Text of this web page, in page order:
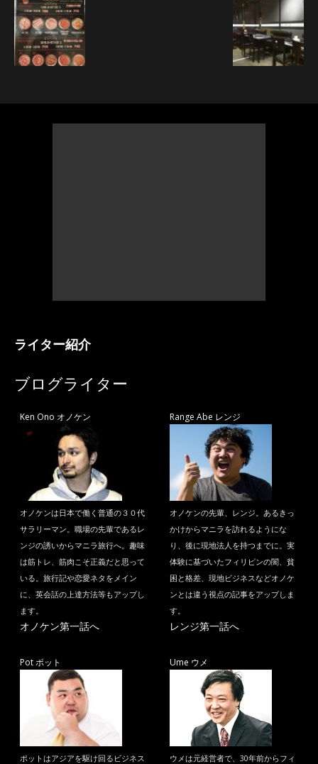
ライター紹介
ブログライター
Ken Ono オノケン
オノケンは日本で働く普通の３０代
サラリーマン。職場の先輩であるレ
ンジの誘いからマニラ旅行へ。趣味
は筋トレ、筋肉こそ正義だと思って
いる。旅行記や恋愛ネタをメイン
に、英会話の上達方法等もアップし
ます。
オノケン第一話へ
Range Abe レンジ
オノケンの先輩、レンジ。あるきっ
かけからマニラを訪れるようにな
り、後に現地法人を持つまでに。実
体験に基づいたフィリピンの闇、貧
困と格差、現地ビジネスなどオノケ
ンとは違う視点の記事をアップしま
す。
レンジ第一話へ
Pot ポット
ポットはアジアを駆け回るビジネス
Ume ウメ
ウメは元経営者で、30年前からフィ